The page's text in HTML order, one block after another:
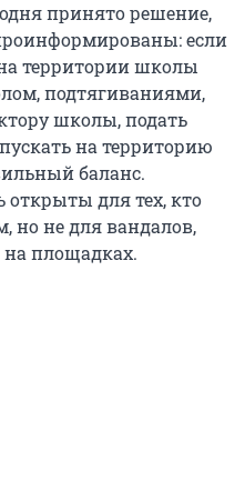
принято решение,
если
территории школы
подтягиваниями,
школы, подать
на территорию
баланс.
для тех, кто
но не для вандалов,
на площадках.